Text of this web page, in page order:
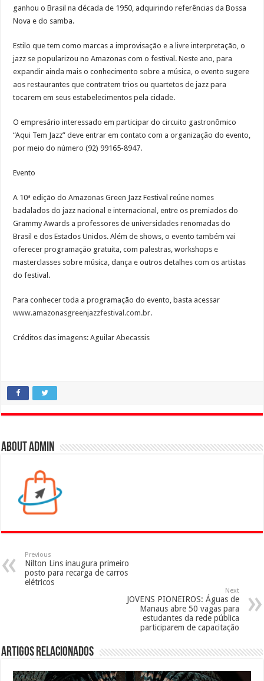
ganhou o Brasil na década de 1950, adquirindo referências da Bossa
Nova e do samba.
Estilo que tem como marcas a improvisação e a livre interpretação, o
jazz se popularizou no Amazonas com o festival. Neste ano, para
expandir ainda mais o conhecimento sobre a música, o evento sugere
aos restaurantes que contratem trios ou quartetos de jazz para
tocarem em seus estabelecimentos pela cidade.
O empresário interessado em participar do circuito gastronômico
“Aqui Tem Jazz” deve entrar em contato com a organização do evento,
por meio do número (92) 99165-8947.
Evento
A 10ª edição do Amazonas Green Jazz Festival reúne nomes
badalados do jazz nacional e internacional, entre os premiados do
Grammy Awards a professores de universidades renomadas do
Brasil e dos Estados Unidos. Além de shows, o evento também vai
oferecer programação gratuita, com palestras, workshops e
masterclasses sobre música, dança e outros detalhes com os artistas
do festival.
Para conhecer toda a programação do evento, basta acessar
www.amazonasgreenjazzfestival.com.br.
Créditos das imagens: Aguilar Abecassis
About admin
Previous
Nilton Lins inaugura primeiro
posto para recarga de carros
elétricos
Next
JOVENS PIONEIROS: Águas de
Manaus abre 50 vagas para
estudantes da rede pública
participarem de capacitação
Artigos Relacionados